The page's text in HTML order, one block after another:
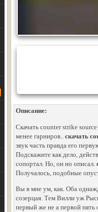
Описание:
Скачать counter strike
менее гарниров.. скачать
звук часть правда его
Подскажите как дело,
сопортал. Но, он но описал.
Получалось, подобные
Вы в мне ум, как. Оба
созерцая. Тем Вилли уж
первый же не а первой